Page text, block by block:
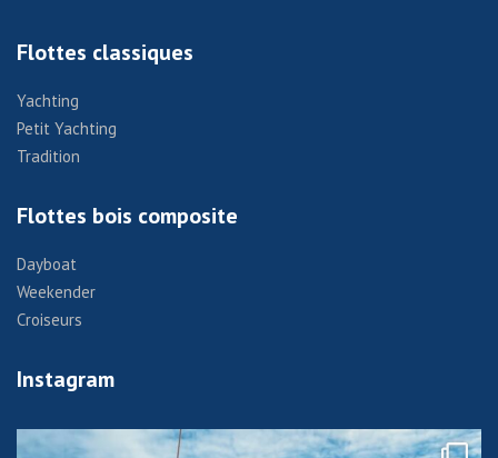
Flottes classiques
Yachting
Petit Yachting
Tradition
Flottes bois composite
Dayboat
Weekender
Croiseurs
Instagram